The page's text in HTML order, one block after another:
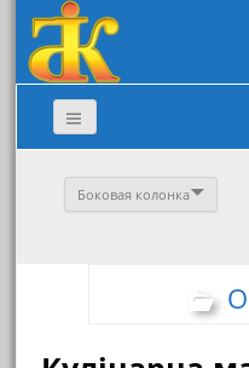
Боковая колонка